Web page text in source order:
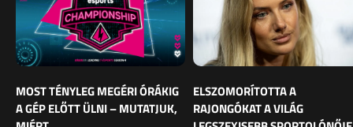
MOST TÉNYLEG MEGÉRI ÓRÁKIG
A GÉP ELŐTT ÜLNI – MUTATJUK,
ELSZOMORÍTOTTA A
RAJONGÓKAT A VILÁG